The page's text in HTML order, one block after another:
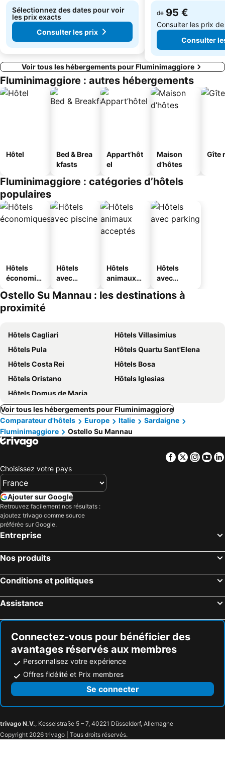
Sélectionnez des dates pour voir
les prix exacts
Consulter les prix
de 95 €
Consulter les prix
Consulter
Voir tous les hébergements pour Fluminimaggiore
Fluminimaggiore : autres hébergements
Hôtel
Bed & Brea
kfasts
Appart’hôt
el
Maison
d’hôtes
Gîte
Fluminimaggiore : catégories d’hôtels
populaires
Hôtels
économiq
Hôtels
avec
Hôtels
animaux
Hôtels
avec
Ostello Su Mannau : les destinations à
proximité
Hôtels Cagliari
Hôtels Villasimius
Hôtels Pula
Hôtels Quartu Sant'Elena
Hôtels Costa Rei
Hôtels Bosa
Hôtels Oristano
Hôtels Iglesias
Hôtels Domus de Maria
Voir tous les hébergements pour Fluminimaggiore
Comparateur d'hôtels
Europe Italie
Sardaigne
Fluminimaggiore
Ostello Su Mannau
Facebook
Twitter
Choisissez votre pays
Ajouter sur Google
Retrouvez facilement nos résultats :
ajoutez trivago comme source
préférée sur Google.
Entreprise
Nos produits
Conditions et politiques
Assistance
Connectez-vous pour bénéficier des
avantages réservés aux membres
Personnalisez votre expérience
Offres fidélité et Prix membres
Se connecter
trivago N.V., Kesselstraße 5 – 7, 40221 Düsseldorf, Allemagne
Copyright 2026 trivago | Tous droits réservés.